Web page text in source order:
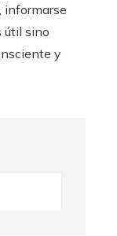
informarse
útil sino
y